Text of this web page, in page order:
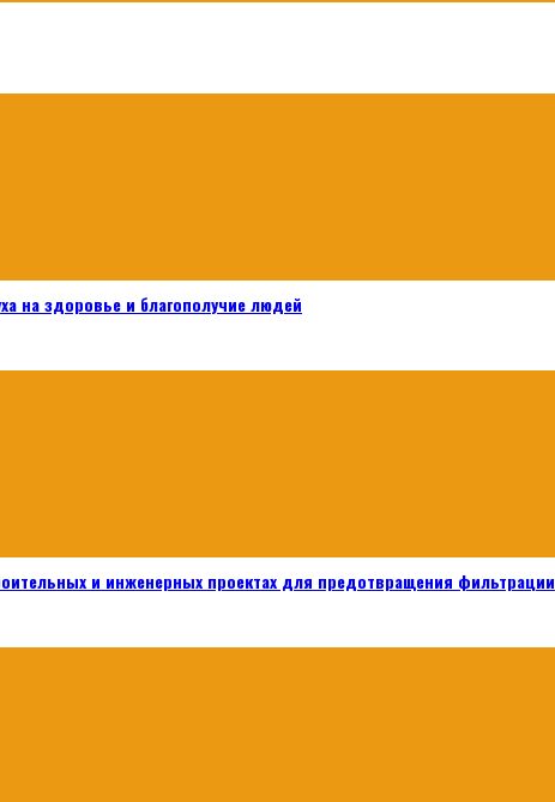
на здоровье и благополучие людей
и инженерных проектах для предотвращения фильтрации